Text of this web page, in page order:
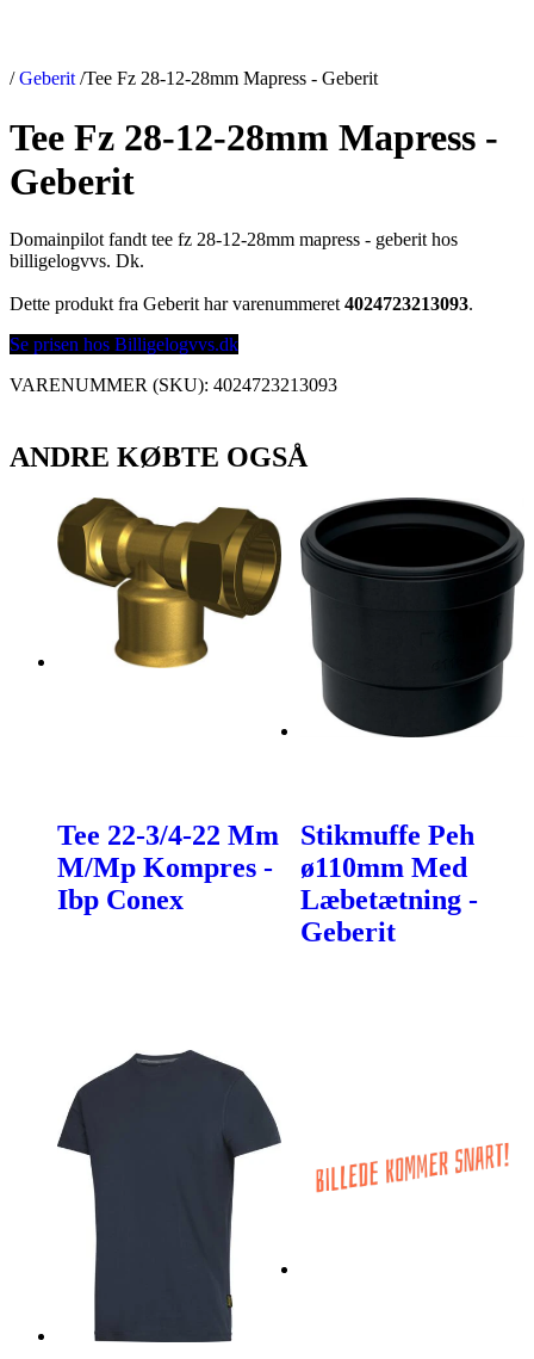
/ Geberit /Tee Fz 28-12-28mm Mapress - Geberit
Tee Fz 28-12-28mm Mapress -
Geberit
Domainpilot fandt tee fz 28-12-28mm mapress - geberit hos
billigelogvvs. Dk.
Dette produkt fra Geberit har varenummeret 4024723213093.
Se prisen hos Billigelogvvs.dk
VARENUMMER (SKU): 4024723213093
ANDRE KØBTE OGSÅ
Tee 22-3/4-22 Mm
M/Mp Kompres -
Ibp Conex
Stikmuffe Peh
ø110mm Med
Læbetætning -
Geberit